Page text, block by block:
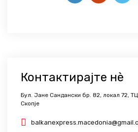
Контактирајте нѐ
Бул. Јане Сандански бр. 82, локал 72,
Скопје